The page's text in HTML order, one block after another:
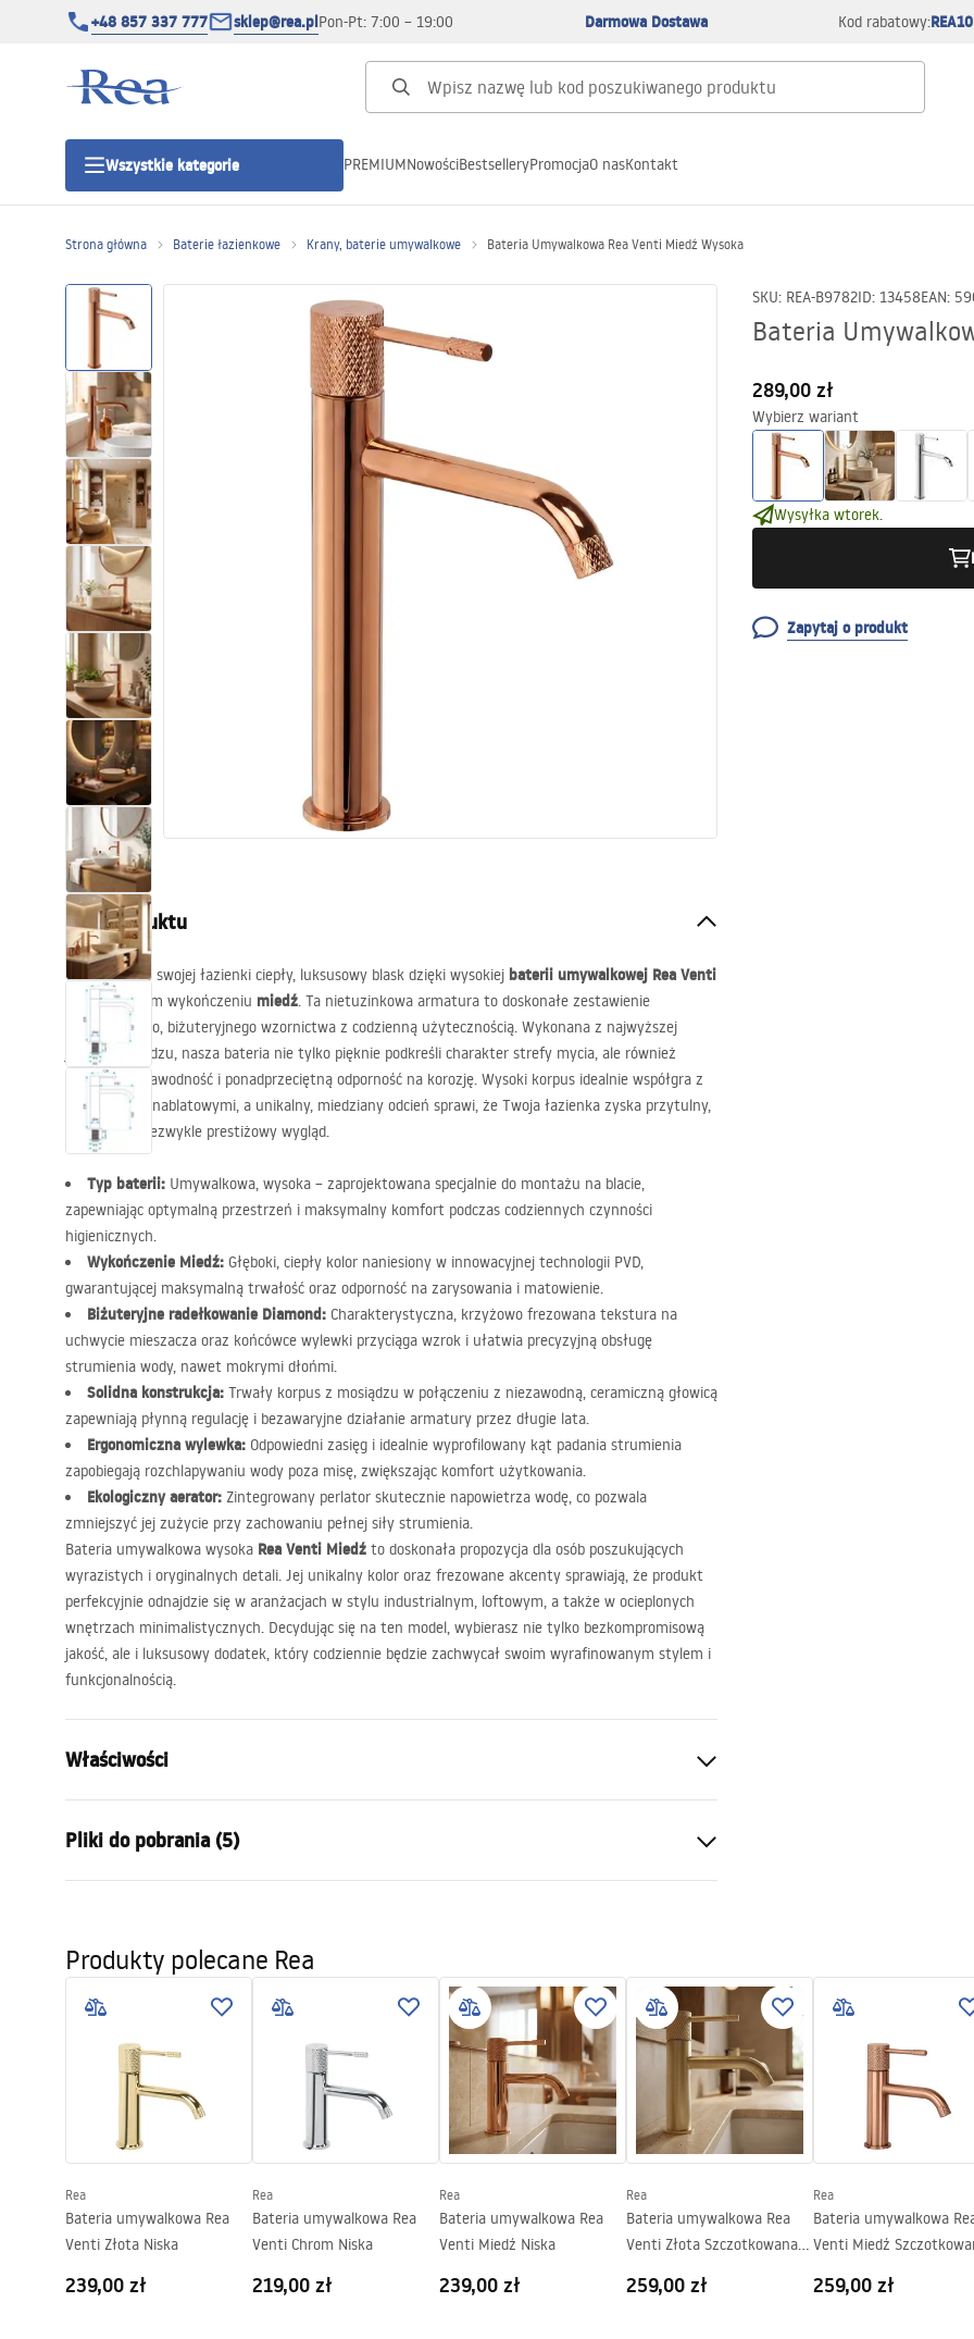
+48 857 337 777 sklep@rea.plPon-Pt: 7:00 – 19:00 Darmowa Dostawa Kod rabatowy:REA10
Wszystkie kategorie
Kategorie produktowe
Kabiny prysznicowe
Brodziki prysznicowe
Odpływy liniowe
Toalety, ubikacje
Umywalki
Wanny i parawany
Baterie
Natryski
Kuchnia
Akcesoria i meble łazienkowe
PREMIUMNowościBestselleryPromocjaO nasKontakt
Strona główna Baterie łazienkowe Krany, baterie umywalkowe Bateria Umywalkowa Rea Venti Miedź Wysoka
SKU: REA-B9782ID: 13458EAN:
Bateria
289,00 zł
Wybierz wariant
Wysyłka wtorek.
Zapytaj o produkt
Opis produktu
Wprowadź do swojej łazienki ciepły, luksusowy blask dzięki wysokiej baterii umywalkowej Rea Venti
w wyjątkowym wykończeniu miedź. Ta nietuzinkowa armatura to doskonałe zestawienie
nowoczesnego, biżuteryjnego wzornictwa z codzienną użytecznością. Wykonana z najwyższej
jakości mosiądzu, nasza bateria nie tylko pięknie podkreśli charakter strefy mycia, ale również
zapewni niezawodność i ponadprzeciętną odporność na korozję. Wysoki korpus idealnie współgra z
umywalkami nablatowymi, a unikalny, miedziany odcień sprawi, że Twoja łazienka zyska przytulny,
a zarazem niezwykle prestiżowy wygląd.
Typ baterii: Umywalkowa, wysoka – zaprojektowana specjalnie do montażu na blacie,
zapewniając optymalną przestrzeń i maksymalny komfort podczas codziennych czynności
higienicznych.
Wykończenie Miedź: Głęboki, ciepły kolor naniesiony w innowacyjnej technologii PVD,
gwarantującej maksymalną trwałość oraz odporność na zarysowania i matowienie.
Biżuteryjne radełkowanie Diamond: Charakterystyczna, krzyżowo frezowana tekstura na
uchwycie mieszacza oraz końcówce wylewki przyciąga wzrok i ułatwia precyzyjną obsługę
strumienia wody, nawet mokrymi dłońmi.
Solidna konstrukcja: Trwały korpus z mosiądzu w połączeniu z niezawodną, ceramiczną głowicą
zapewniają płynną regulację i bezawaryjne działanie armatury przez długie lata.
Ergonomiczna wylewka: Odpowiedni zasięg i idealnie wyprofilowany kąt padania strumienia
zapobiegają rozchlapywaniu wody poza misę, zwiększając komfort użytkowania.
Ekologiczny aerator: Zintegrowany perlator skutecznie napowietrza wodę, co pozwala
zmniejszyć jej zużycie przy zachowaniu pełnej siły strumienia.
Bateria umywalkowa wysoka Rea Venti Miedź to doskonała propozycja dla osób poszukujących
wyrazistych i oryginalnych detali. Jej unikalny kolor oraz frezowane akcenty sprawiają, że produkt
perfekcyjnie odnajdzie się w aranżacjach w stylu industrialnym, loftowym, a także w ocieplonych
wnętrzach minimalistycznych. Decydując się na ten model, wybierasz nie tylko bezkompromisową
jakość, ale i luksusowy dodatek, który codziennie będzie zachwycał swoim wyrafinowanym stylem i
funkcjonalnością.
Właściwości
Sposób montażu:
Kolor:
Miedź
Materiał:
mm
mm
Powłoka:
Średnica podłączenia:
Gwarancja
Pliki do pobrania (5)
Faucets_-_5.pdf
bezpieczeństwie
Safety_Information_Faucets.pdf
Pielęgnacja
Pielegnacja.pdf
Pielęgnacja
Produkty polecane Rea
Rea
Bateria umywalkowa Rea
Venti Złota Niska
239,00 zł
Rea
Bateria umywalkowa Rea
Venti Chrom Niska
219,00 zł
Rea
Bateria umywalkowa Rea
Venti Miedź Niska
239,00 zł
Rea
Bateria umywalkowa Rea
Venti Złota Szczotkowana
259,00 zł
Rea
Bateria umywalkowa
Venti Miedź
259,00 zł